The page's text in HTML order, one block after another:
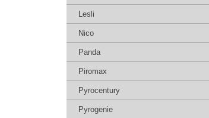
Lesli
Nico
Panda
Piromax
Pyrocentury
Pyrogenie